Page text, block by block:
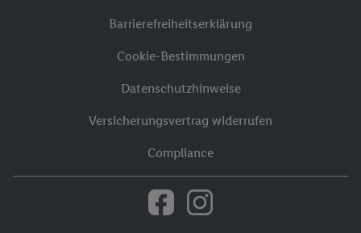
Barrierefreiheitserklärung
Cookie-Bestimmungen
Datenschutzhinweise
Versicherungsvertrag widerrufen
Compliance